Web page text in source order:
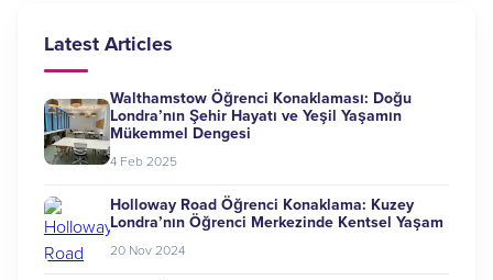
Latest Articles
Walthamstow Öğrenci Konaklaması: Doğu
Londra’nın Şehir Hayatı ve Yeşil Yaşamın
Mükemmel Dengesi
4 Feb 2025
Holloway Road Öğrenci Konaklama: Kuzey
Londra’nın Öğrenci Merkezinde Kentsel Yaşam
20 Nov 2024